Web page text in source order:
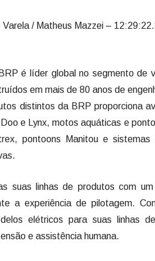
/ Matheus Mazzei –
é líder global no segmento de
em mais de 80 anos de
distintos da BRP proporciona
e Lynx, motos aquáticas e
pontoons Manitou e
suas linhas de produtos com
a experiência de pilotagem.
elétricos para suas linhas
e assistência humana.